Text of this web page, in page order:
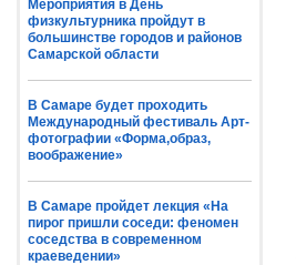
Мероприятия в День
физкультурника пройдут в
большинстве городов и районов
Самарской области
В Самаре будет проходить
Международный фестиваль Арт-
фотографии «Форма,образ,
воображение»
В Самаре пройдет лекция «На
пирог пришли соседи: феномен
соседства в современном
краеведении»